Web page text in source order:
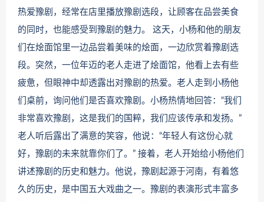
热爱豫剧，经常在店里播放豫剧选段，让顾客在品尝美食
的同时，也能感受到豫剧的魅力。 这天，小杨和他的朋友
们在烩面馆里一边品尝着美味的烩面，一边欣赏着豫剧选
段。突然，一位年迈的老人走进了烩面馆，他看上去有些
疲惫，但眼神中却透露出对豫剧的热爱。老人走到小杨他
们桌前，询问他们是否喜欢豫剧。小杨热情地回答：“我们
非常喜欢豫剧，这是我们的国粹，我们应该传承和发扬。”
老人听后露出了满意的笑容，他说：“年轻人有这份心就
好，豫剧的未来就靠你们了。” 接着，老人开始给小杨他们
讲述豫剧的历史和魅力。他说，豫剧起源于河南，有着悠
久的历史，是中国五大戏曲之一。豫剧的表演形式丰富多